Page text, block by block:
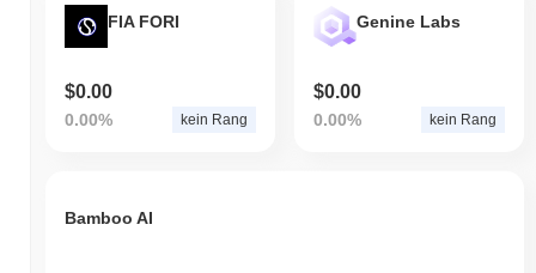
FIA FORI
$0.00
0.00% kein Rang
Genine Labs
$0.00
0.00% kein Rang
Bamboo AI